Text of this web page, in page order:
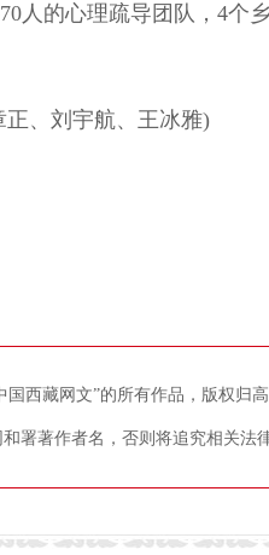
人的心理疏导团队，4个
、刘宇航、王冰雅)
国西藏网文”的所有作品，版权归
署著作者名，否则将追究相关法